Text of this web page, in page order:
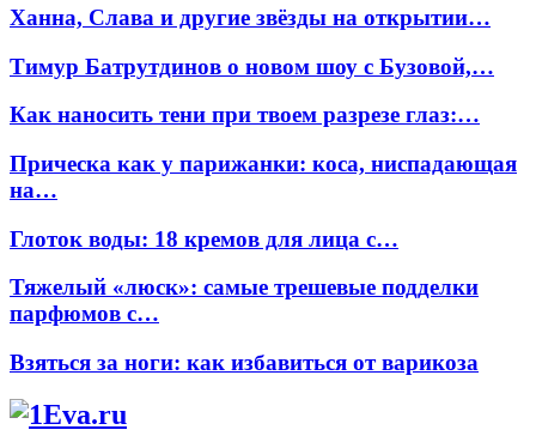
Ханна, Слава и другие звёзды на открытии…
Тимур Батрутдинов о новом шоу с Бузовой,…
Как наносить тени при твоем разрезе глаз:…
Прическа как у парижанки: коса, ниспадающая
на…
Глоток воды: 18 кремов для лица с…
Тяжелый «люск»: самые трешевые подделки
парфюмов с…
Взяться за ноги: как избавиться от варикоза